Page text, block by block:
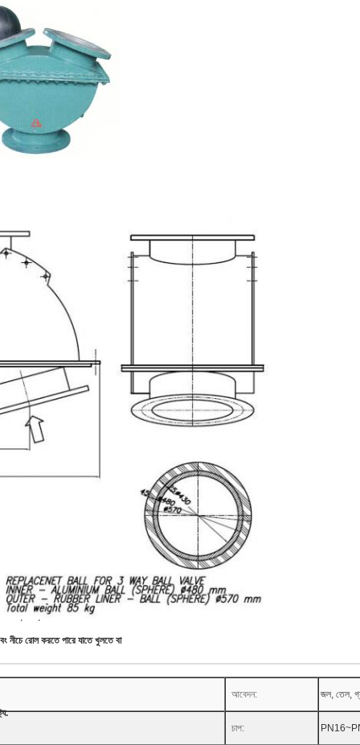
সংযোগ করুন।
চাপ (MPa) উপকরণ, বনেট
করে, যখন,
নীচে রোল করতে পারে যাতে খুলতে বা
আবেদন: জল, তেল,
চাপ: